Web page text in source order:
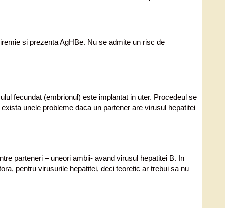
si prezenta AgHBe. Nu se admite un risc de
fecundat (embrionul) este implantat in uter. Procedeul se
unele probleme daca un partener are virusul hepatitei
parteneri – uneori ambii- avand virusul hepatitei B. In
pentru virusurile hepatitei, deci teoretic ar trebui sa nu